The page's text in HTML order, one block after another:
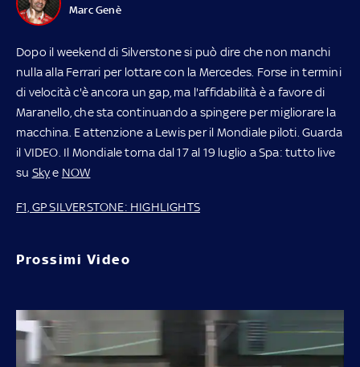
Marc Genè
Dopo il weekend di Silverstone si può dire che non manchi
nulla alla Ferrari per lottare con la Mercedes. Forse in termini
di velocità c'è ancora un gap, ma l'affidabilità è a favore di
Maranello, che sta continuando a spingere per migliorare la
macchina. E attenzione a Lewis per il Mondiale piloti. Guarda
il VIDEO. Il Mondiale torna dal 17 al 19 luglio a Spa: tutto live
su Skye NOW
F1, GP SILVERSTONE: HIGHLIGHTS
Prossimi Video